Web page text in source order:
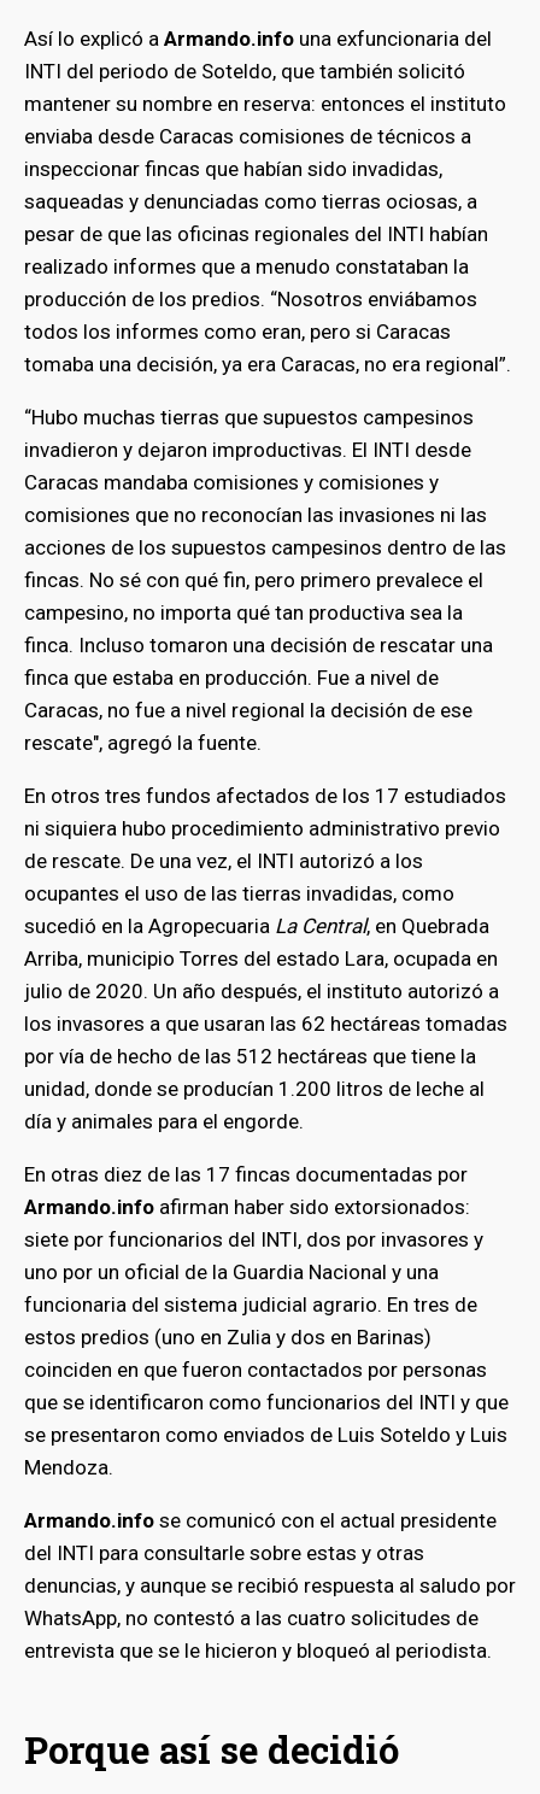
Así lo explicó a Armando.info una exfuncionaria del
INTI del periodo de Soteldo, que también solicitó
mantener su nombre en reserva: entonces el instituto
enviaba desde Caracas comisiones de técnicos a
inspeccionar fincas que habían sido invadidas,
saqueadas y denunciadas como tierras ociosas, a
pesar de que las oficinas regionales del INTI habían
realizado informes que a menudo constataban la
producción de los predios. “Nosotros enviábamos
todos los informes como eran, pero si Caracas
tomaba una decisión, ya era Caracas, no era regional”.
“Hubo muchas tierras que supuestos campesinos
invadieron y dejaron improductivas. El INTI desde
Caracas mandaba comisiones y comisiones y
comisiones que no reconocían las invasiones ni las
acciones de los supuestos campesinos dentro de las
fincas. No sé con qué fin, pero primero prevalece el
campesino, no importa qué tan productiva sea la
finca. Incluso tomaron una decisión de rescatar una
finca que estaba en producción. Fue a nivel de
Caracas, no fue a nivel regional la decisión de ese
rescate", agregó la fuente.
En otros tres fundos afectados de los 17 estudiados
ni siquiera hubo procedimiento administrativo previo
de rescate. De una vez, el INTI autorizó a los
ocupantes el uso de las tierras invadidas, como
sucedió en la Agropecuaria La Central, en Quebrada
Arriba, municipio Torres del estado Lara, ocupada en
julio de 2020. Un año después, el instituto autorizó a
los invasores a que usaran las 62 hectáreas tomadas
por vía de hecho de las 512 hectáreas que tiene la
unidad, donde se producían 1.200 litros de leche al
día y animales para el engorde.
En otras diez de las 17 fincas documentadas por
Armando.info afirman haber sido extorsionados:
siete por funcionarios del INTI, dos por invasores y
uno por un oficial de la Guardia Nacional y una
funcionaria del sistema judicial agrario. En tres de
estos predios (uno en Zulia y dos en Barinas)
coinciden en que fueron contactados por personas
que se identificaron como funcionarios del INTI y que
se presentaron como enviados de Luis Soteldo y Luis
Mendoza.
Armando.info se comunicó con el actual presidente
del INTI para consultarle sobre estas y otras
denuncias, y aunque se recibió respuesta al saludo por
WhatsApp, no contestó a las cuatro solicitudes de
entrevista que se le hicieron y bloqueó al periodista.
Porque así se decidió